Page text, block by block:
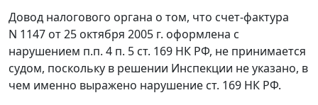
Довод налогового органа о том, что счет-фактура
N 1147 от 25 октября 2005 г. оформлена с
нарушением п.п. 4 п. 5 ст. 169 НК РФ, не принимается
судом, поскольку в решении Инспекции не указано, в
чем именно выражено нарушение ст. 169 НК РФ.